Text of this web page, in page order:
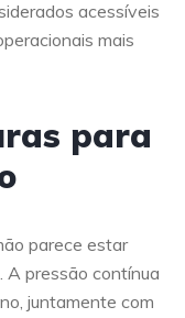
acessíveis
mais
para
parece estar
A pressão contínua
juntamente com